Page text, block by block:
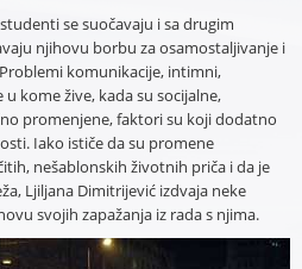
se suočavaju i sa drugim
njihovu borbu za osamostaljivanje i
komunikacije, intimni,
kome žive, kada su socijalne,
promenjene, faktori su koji dodatno
Iako ističe da su promene
nešablonskih životnih priča i da je
Ljiljana Dimitrijević izdvaja neke
svojih zapažanja iz rada s njima.